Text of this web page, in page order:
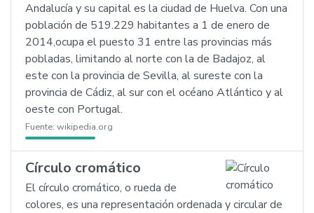
Andalucía y su capital es la ciudad de Huelva. Con una
población de 519.229 habitantes a 1 de enero de
2014,ocupa el puesto 31 entre las provincias más
pobladas, limitando al norte con la de Badajoz, al
este con la provincia de Sevilla, al sureste con la
provincia de Cádiz, al sur con el océano Atlántico y al
oeste con Portugal.
Fuente: wikipedia.org
Círculo cromático
El círculo cromático, o rueda de
colores, es una representación ordenada y circular de